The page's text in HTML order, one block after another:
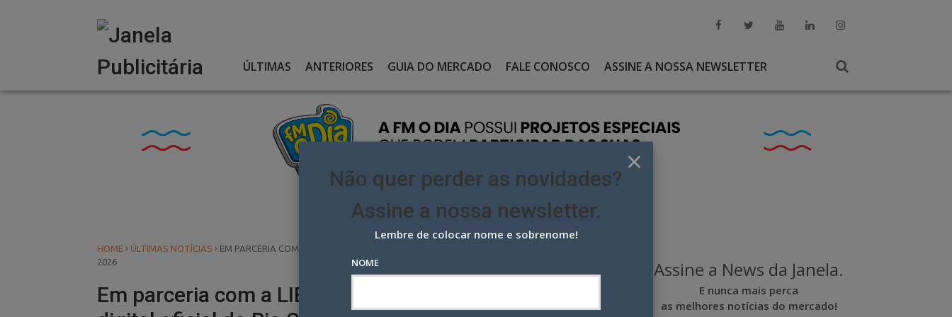
ÚLTIMAS ANTERIORES GUIA DO MERCADO FALE CONOSCO ASSINE A NOSSA NEWSLETTER
HOME › ÚLTIMAS NOTÍCIAS › EM PARCERIA COM A LIESA, MERCADO PAGO É O BANCO DIGITAL OFICIAL DO RIO CARNAVAL
2026
Em parceria com a LIESA, Mercado Pago é o banco
Assine a News da Janela.
E nunca mais perca
as melhores notícias do mercado!
×
Não quer perder as novidades?
Assine a nossa newsletter.
Lembre de colocar nome e sobrenome!
NOME